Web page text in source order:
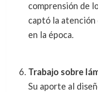
comprensión de
captó la
en la época.
Trabajo sobre
Su aporte al